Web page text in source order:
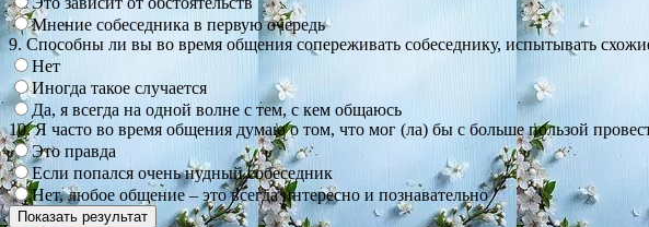
Мнение собеседника в первую очередь
9. Способны ли вы во время общения сопереживать собеседнику, испытывать
Нет
Иногда такое случается
Да, я всегда на одной волне с тем, с кем общаюсь
10. Я часто во время общения думаю о том, что мог (ла) бы с больше пользой
Это правда
Если попался очень нудный собеседник
Нет, любое общение – это всегда интересно и познавательно